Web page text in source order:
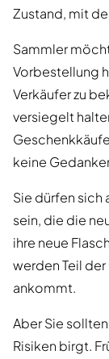
Zustand, mit
Sammler
Vorbestellung
Verkäufer zu
versiegelt
keine
Sie dürfen sich
sein, die die
ihre neue
werden Teil
ankommt.
Aber Sie
Risiken birgt.